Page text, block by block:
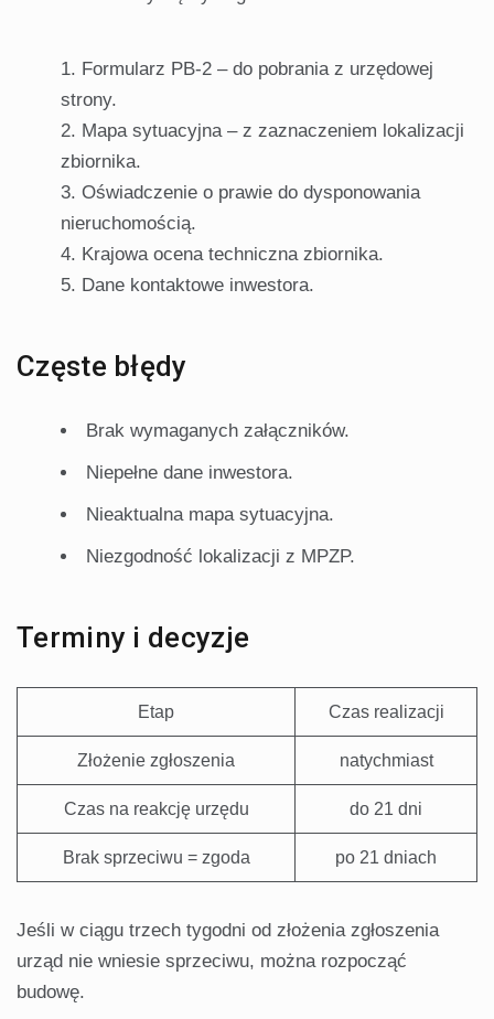
Formularz PB-2 – do pobrania z urzędowej
strony.
Mapa sytuacyjna – z zaznaczeniem lokalizacji
zbiornika.
Oświadczenie o prawie do dysponowania
nieruchomością.
Krajowa ocena techniczna zbiornika.
Dane kontaktowe inwestora.
Częste błędy
Brak wymaganych załączników.
Niepełne dane inwestora.
Nieaktualna mapa sytuacyjna.
Niezgodność lokalizacji z MPZP.
Terminy i decyzje
Etap Czas realizacji
Złożenie zgłoszenia natychmiast
Czas na reakcję urzędu do 21 dni
Brak sprzeciwu = zgoda po 21 dniach
Jeśli w ciągu trzech tygodni od złożenia zgłoszenia
urząd nie wniesie sprzeciwu, można rozpocząć
budowę.